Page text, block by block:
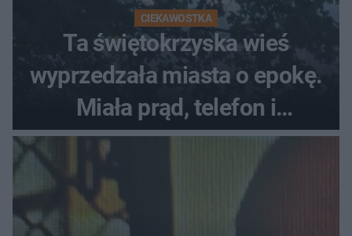
CIEKAWOSTKA
Ta świętokrzyska wieś
wyprzedzała miasta o epokę.
Miała prąd, telefon i
luksusowe auto